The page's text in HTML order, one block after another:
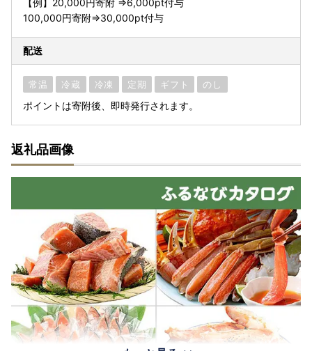
100,000円寄附⇒30,000pt付与
配送
常温 冷蔵 冷凍 定期 ギフト のし
ポイントは寄附後、即時発行されます。
返礼品画像